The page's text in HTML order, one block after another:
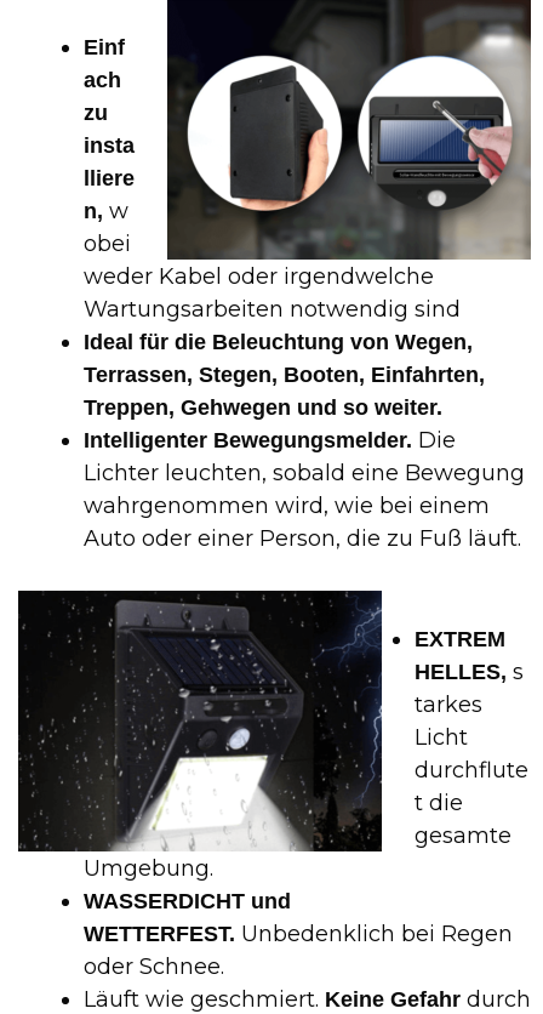
Einf
ach
zu
insta
lliere
n, w
obei
weder Kabel oder irgendwelche
Wartungsarbeiten notwendig sind
Ideal für die Beleuchtung von Wegen,
Terrassen, Stegen, Booten, Einfahrten,
Treppen, Gehwegen und so weiter.
Intelligenter Bewegungsmelder. Die
Lichter leuchten, sobald eine Bewegung
wahrgenommen wird, wie bei einem
Auto oder einer Person, die zu Fuß läuft.
EXTREM
HELLES, s
tarkes
Licht
durchflute
t die
gesamte
Umgebung.
WASSERDICHT und
WETTERFEST. Unbedenklich bei Regen
oder Schnee.
Läuft wie geschmiert. Keine Gefahr durch